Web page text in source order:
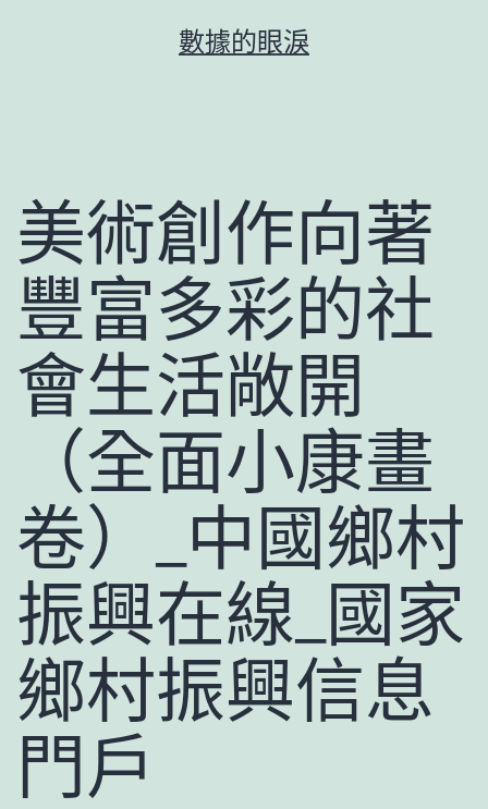
數據的眼淚
美術創作向著
豐富多彩的社
會生活敞開
（全面小康畫
卷）_中國鄉村
振興在線_國家
鄉村振興信息
門戶